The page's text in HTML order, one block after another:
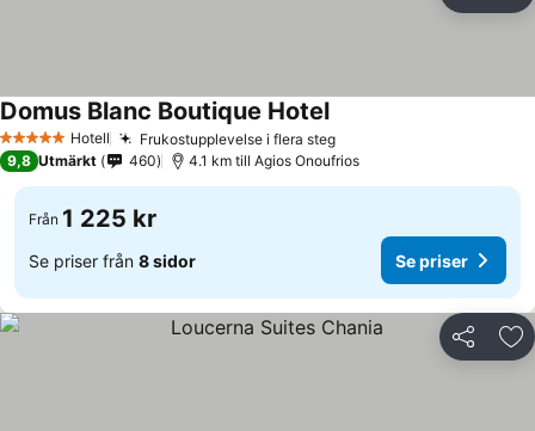
5 Stjärnor Hotell Frukostupplevelse i flera steg
Domus Blanc Boutique Hotel
9,8 Utmärkt 460 4.1 km till Agios Onoufrios
Från 1 225 kr
Se priser från 8 sidor Se priser
Dela